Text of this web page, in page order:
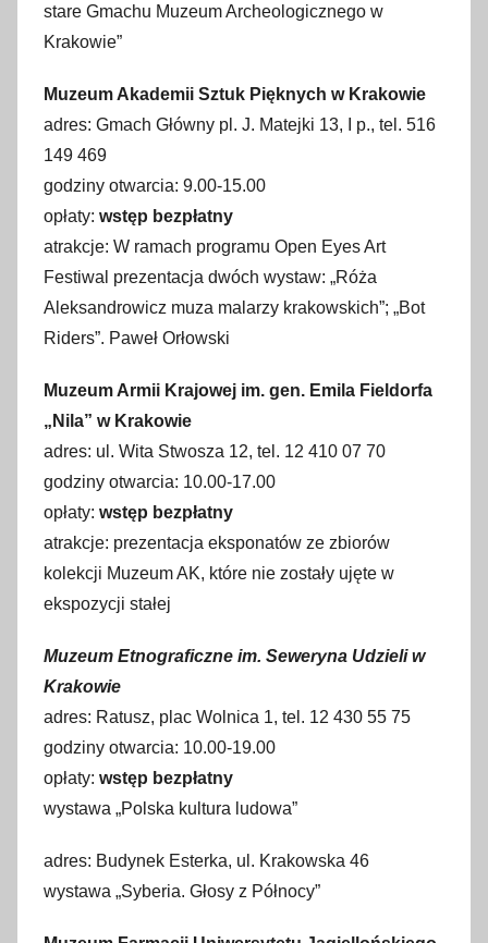
1
stare Gmachu Muzeum Archeologicznego w
Krakowie”
Muzeum Akademii Sztuk Pięknych w Krakowie
adres: Gmach Główny pl. J. Matejki 13, I p., tel. 516
149 469
godziny otwarcia: 9.00-15.00
opłaty: wstęp bezpłatny
atrakcje: W ramach programu Open Eyes Art
Festiwal prezentacja dwóch wystaw: „Róża
Aleksandrowicz muza malarzy krakowskich”; „Bot
Riders”. Paweł Orłowski
Muzeum Armii Krajowej im. gen. Emila Fieldorfa
„Nila” w Krakowie
adres: ul. Wita Stwosza 12, tel. 12 410 07 70
godziny otwarcia: 10.00-17.00
opłaty: wstęp bezpłatny
atrakcje: prezentacja eksponatów ze zbiorów
kolekcji Muzeum AK, które nie zostały ujęte w
ekspozycji stałej
Muzeum Etnograficzne im. Seweryna Udzieli w
Krakowie
adres: Ratusz, plac Wolnica 1, tel. 12 430 55 75
godziny otwarcia: 10.00-19.00
opłaty: wstęp bezpłatny
wystawa „Polska kultura ludowa”
adres: Budynek Esterka, ul. Krakowska 46
wystawa „Syberia. Głosy z Północy”